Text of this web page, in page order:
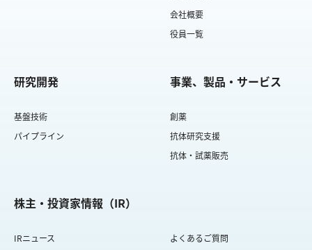
会社概要
役員一覧
研究開発
基盤技術
パイプライン
事業、製品・サービス
創薬
抗体研究支援
抗体・試薬販売
株主・投資家情報（IR）
IRニュース
よくあるご質問